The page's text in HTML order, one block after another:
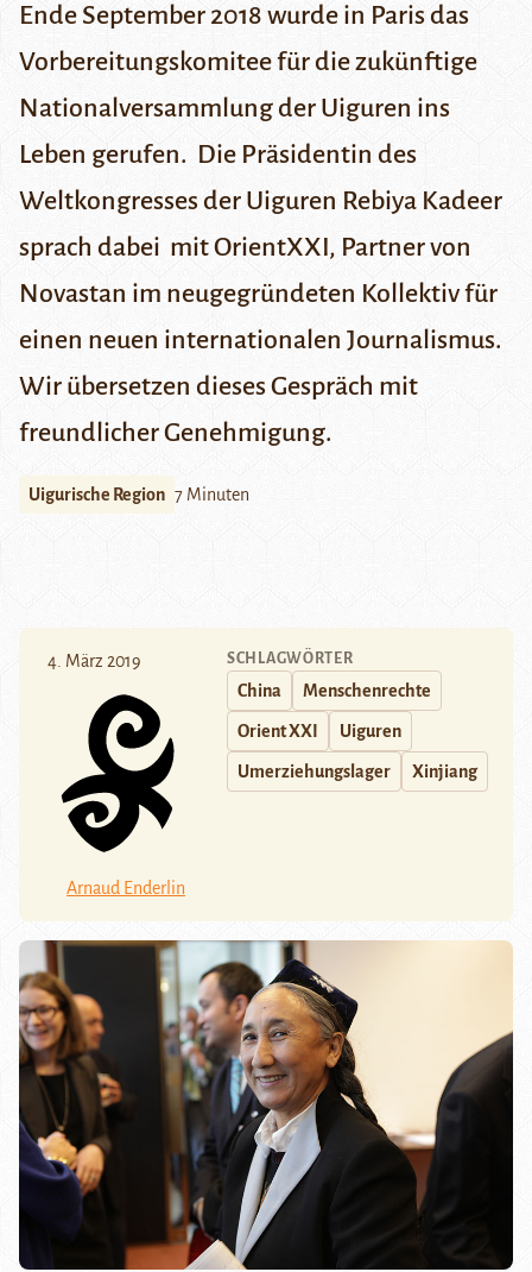
Ende September 2018 wurde in Paris das
Vorbereitungskomitee für die zukünftige
Nationalversammlung der Uiguren ins
Leben gerufen. Die Präsidentin des
Weltkongresses der Uiguren Rebiya Kadeer
sprach dabei mitOrientXXI, Partner von
Novastan im neugegründeten Kollektiv für
einen neuen internationalen Journalismus.
Wir übersetzen dieses Gespräch mit
freundlicher Genehmigung.
Uigurische Region 7 Minuten
4. März 2019
Arnaud Enderlin
SCHLAGWÖRTER
China Menschenrechte
Orient XXI Uiguren
Umerziehungslager Xinjiang